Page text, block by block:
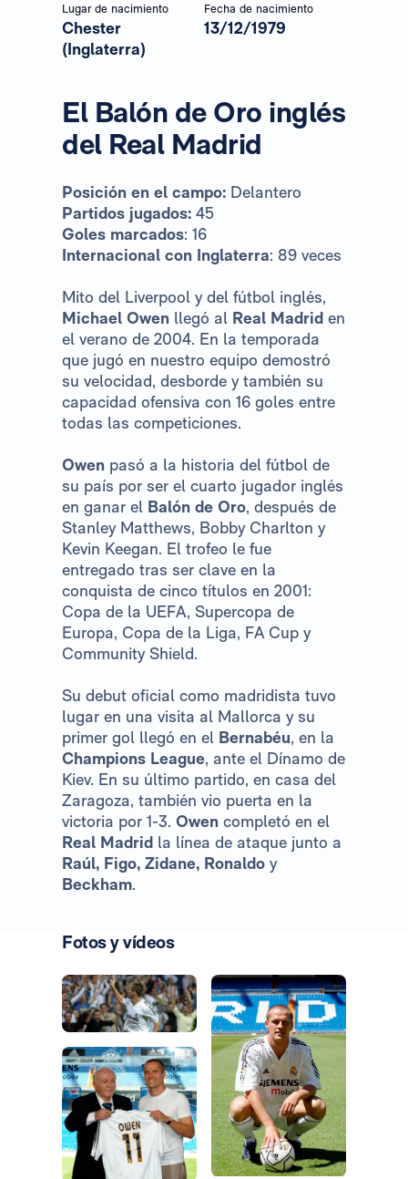
Lugar de nacimiento
Chester
(Inglaterra)
Fecha de nacimiento
13/12/1979
El Balón de Oro inglés
del Real Madrid
Posición en el campo: Delantero
Partidos jugados: 45
Goles marcados: 16
Internacional con Inglaterra: 89 veces
Mito del Liverpool y del fútbol inglés,
Michael Owen llegó al Real Madrid en
el verano de 2004. En la temporada
que jugó en nuestro equipo demostró
su velocidad, desborde y también su
capacidad ofensiva con 16 goles entre
todas las competiciones.
Owen pasó a la historia del fútbol de
su país por ser el cuarto jugador inglés
en ganar el Balón de Oro, después de
Stanley Matthews, Bobby Charlton y
Kevin Keegan. El trofeo le fue
entregado tras ser clave en la
conquista de cinco títulos en 2001:
Copa de la UEFA, Supercopa de
Europa, Copa de la Liga, FA Cup y
Community Shield.
Su debut oficial como madridista tuvo
lugar en una visita al Mallorca y su
primer gol llegó en el Bernabéu, en la
Champions League, ante el Dínamo de
Kiev. En su último partido, en casa del
Zaragoza, también vio puerta en la
victoria por 1-3. Owen completó en el
Real Madrid la línea de ataque junto a
Raúl, Figo, Zidane, Ronaldo y
Beckham.
Fotos y vídeos
Foto: Real Madrid
Foto: Real Madrid